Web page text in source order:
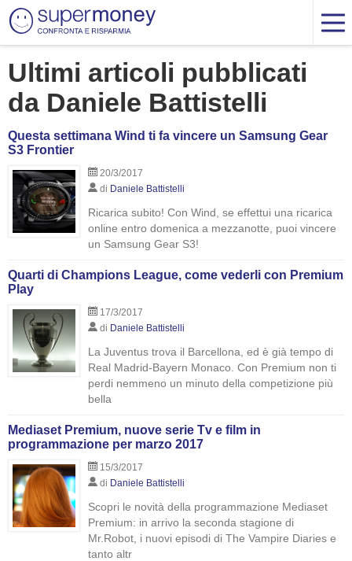
Ultimi articoli pubblicati
da Daniele Battistelli
Questa settimana Wind ti fa vincere un Samsung Gear
S3 Frontier
20/3/2017
di Daniele Battistelli
Ricarica subito! Con Wind, se effettui una ricarica
online entro domenica a mezzanotte, puoi vincere
un Samsung Gear S3!
Quarti di Champions League, come vederli con Premium
Play
17/3/2017
di Daniele Battistelli
La Juventus trova il Barcellona, ed è già tempo di
Real Madrid-Bayern Monaco. Con Premium non ti
perdi nemmeno un minuto della competizione più
bella
Mediaset Premium, nuove serie Tv e film in
programmazione per marzo 2017
15/3/2017
di Daniele Battistelli
Scopri le novità della programmazione Mediaset
Premium: in arrivo la seconda stagione di
Mr.Robot, i nuovi episodi di The Vampire Diaries e
tanto altr